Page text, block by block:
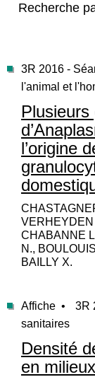
Recherche
3R 2016 -
l'animal et
l’origine
VERHEYDEN
CHABANNE
N.,
BAILLY X.
Affiche •
3R
sanitaires
Densité
en